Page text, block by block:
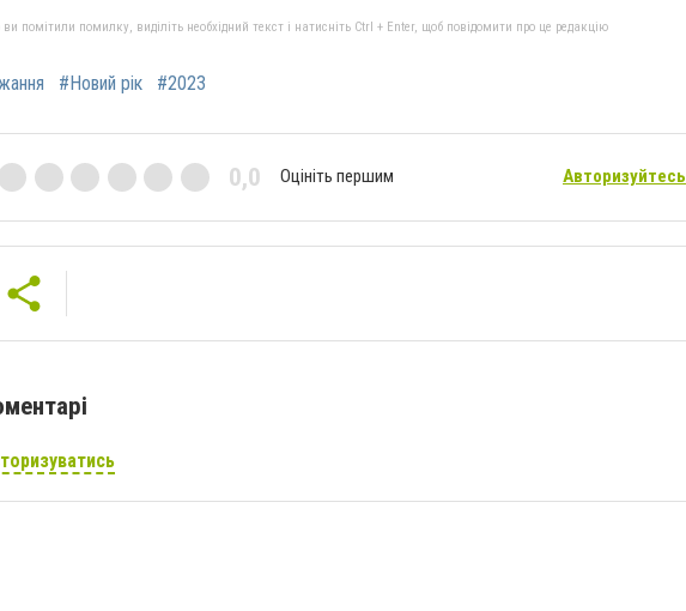
помітили помилку, виділіть необхідний текст і натисніть Ctrl + Enter, щоб повідомити про це редакцію
#Новий рік #2023
0,0 Оцініть першим Авторизуйтесь